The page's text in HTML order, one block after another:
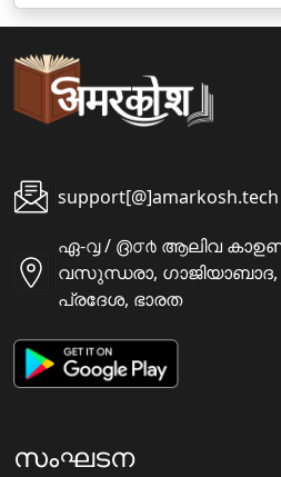
support[@]amarkosh.tech
ഏ-൮ / ൫൦൪ ആലിവ
വസുന്ധരാ, ഗാജിയാബാദ,
പ്രദേശ, ഭാരത
സംഘടന